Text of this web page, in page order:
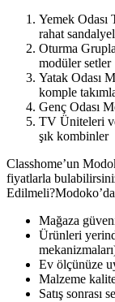
Yemek Odası
rahat
Oturma
modüler setler
Yatak Odası
komple
Genç Odası
TV Üniteleri
şık kombinler
Classhome’un
fiyatlarla
Mağaza
Ürünleri
Ev ölçünüze
Malzeme
Satış sonrası